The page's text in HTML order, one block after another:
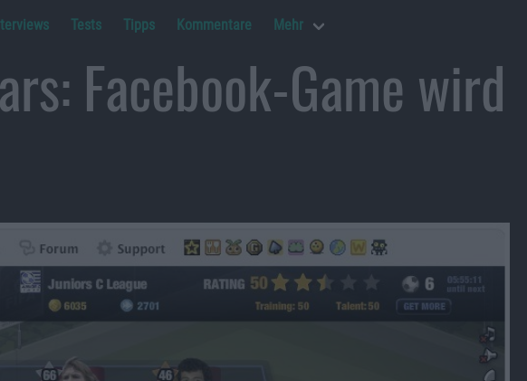
Tests Tipps Kommentare Mehr
Facebook-Game wird